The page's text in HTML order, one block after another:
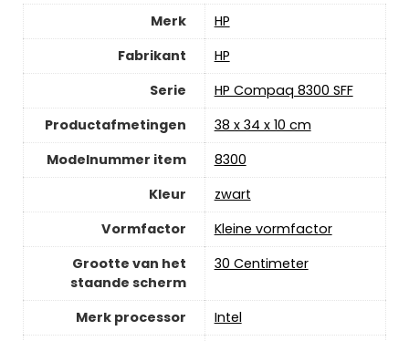
Merk
‎HP
Fabrikant
‎HP
Serie
‎HP Compaq 8300 SFF
Productafmetingen
‎38 x 34 x 10 cm
Modelnummer item
‎8300
Kleur
‎zwart
Vormfactor
‎Kleine vormfactor
Grootte van het
staande scherm
‎30 Centimeter
Merk processor
‎Intel